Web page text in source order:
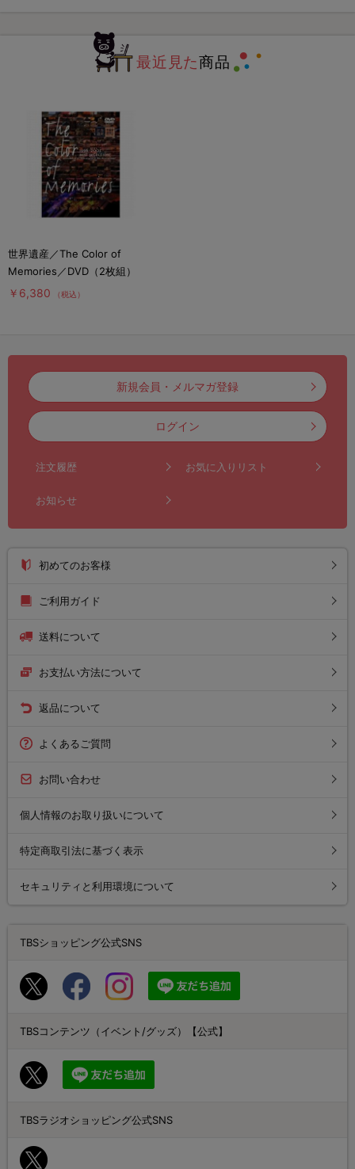
最近見た商品
世界遺産／The Color of
Memories／DVD（2枚組）
￥6,380 （税込）
新規会員・メルマガ登録
ログイン
注文履歴 お気に入りリスト
お知らせ
初めてのお客様
ご利用ガイド
送料について
お支払い方法について
返品について
よくあるご質問
お問い合わせ
個人情報のお取り扱いについて
特定商取引法に基づく表示
セキュリティと利用環境について
TBSショッピング公式SNS
TBSコンテンツ（イベント/グッズ）【公式】
TBSラジオショッピング公式SNS